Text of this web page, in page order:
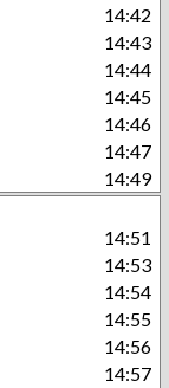
14:42
14:43
14:44
14:45
14:46
14:47
14:49
14:51
14:53
14:54
14:55
14:56
14:57